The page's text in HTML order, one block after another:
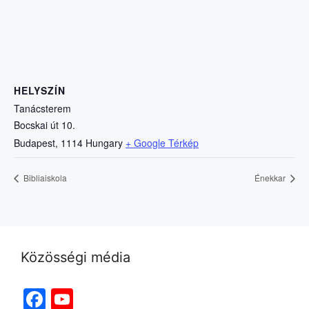
HELYSZÍN
Tanácsterem
Bocskai út 10.
Budapest, 1114 Hungary + Google Térkép
Bibliaiskola Énekkar
Közösségi média
Facebook